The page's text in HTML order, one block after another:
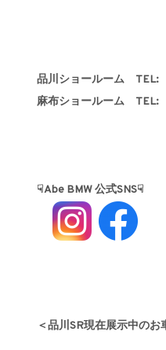
品川ショールーム TEL:
麻布ショールーム TEL:
☟Abe BMW 公式SNS☟
＜品川SR現在展示中のお